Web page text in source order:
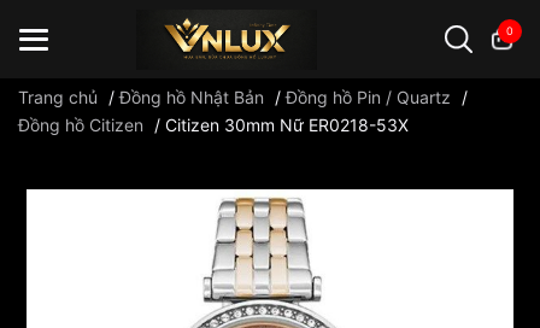
0
Trang chủ /Đồng hồ Nhật Bản /Đồng hồ Pin / Quartz
/
Đồng hồ Citizen
/ Citizen 30mm Nữ ER0218-53X